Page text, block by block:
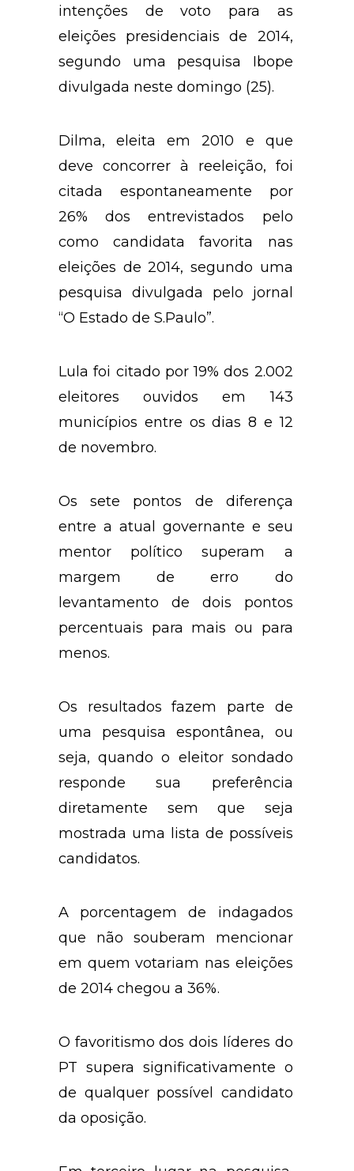
Luiz Inácio Lula da Silva (PT), em
intenções de voto para as
eleições presidenciais de 2014,
segundo uma pesquisa Ibope
Dilma, eleita em 2010 e que
deve concorrer à reeleição, foi
citada espontaneamente por
26% dos entrevistados pelo
como candidata favorita nas
eleições de 2014, segundo uma
pesquisa divulgada pelo jornal
Lula foi citado por 19% dos 2.002
eleitores ouvidos em 143
municípios entre os dias 8 e 12
Os sete pontos de diferença
entre a atual governante e seu
mentor político superam a
margem de erro do
levantamento de dois pontos
percentuais para mais ou para
Os resultados fazem parte de
uma pesquisa espontânea, ou
seja, quando o eleitor sondado
responde sua preferência
diretamente sem que seja
mostrada uma lista de possíveis
A porcentagem de indagados
que não souberam mencionar
em quem votariam nas eleições
O favoritismo dos dois líderes do
PT supera significativamente o
de qualquer possível candidato